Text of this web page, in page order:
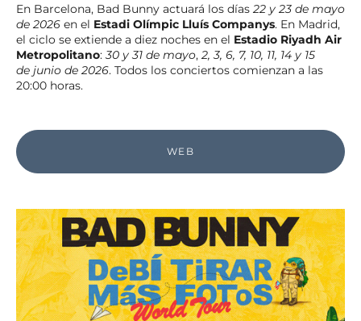
En Barcelona, Bad Bunny actuará los días 22 y 23 de mayo
de 2026 en el Estadi Olímpic Lluís Companys. En Madrid,
el ciclo se extiende a diez noches en el Estadio Riyadh Air
Metropolitano:30 y 31 de mayo, 2, 3, 6, 7, 10, 11, 14 y 15
de junio de 2026. Todos los conciertos comienzan a las
20:00 horas.
WEB